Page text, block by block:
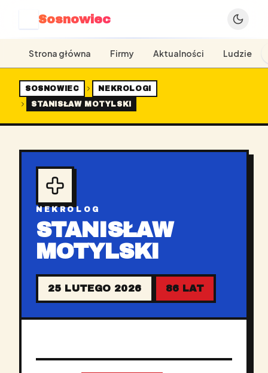
Sosnowiec
Strona główna Firmy Aktualności Ludzie
SOSNOWIEC
NEKROLOGI
STANISŁAW MOTYLSKI
NEKROLOG
STANISŁAW
MOTYLSKI
25 LUTEGO 2026 86 LAT